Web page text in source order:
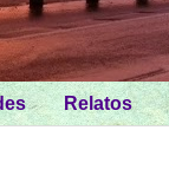
Relatos